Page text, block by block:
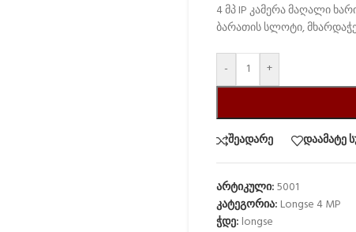
4 მპ IP კამერა მაღალი
ბარათის სლოტი,
- +
შეადარე დაამატე
არტიკული:5001
კატეგორია: Longse 4 MP
ჭდე: longse